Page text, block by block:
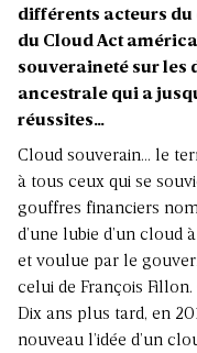
différents acteurs
du Cloud Act
souveraineté sur les
ancestrale qui a
réussites…
Cloud souverain… le
à tous ceux qui se
gouffres financiers
d’une lubie d’un cloud
et voulue par le
celui de François
Dix ans plus tard, en
nouveau l’idée d’un